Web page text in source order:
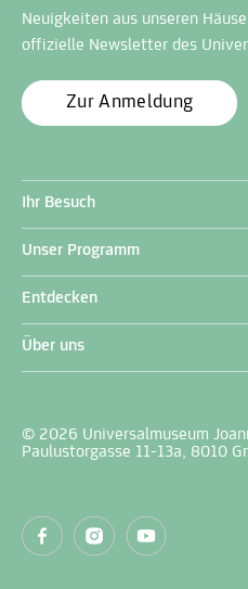
Neuigkeiten aus unseren
offizielle Newsletter des
Zur Anmeldung
Ihr Besuch
Unser Programm
Entdecken
Über uns
© 2026 Universalmuseum
Paulustorgasse 11-13a, 8010